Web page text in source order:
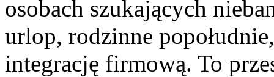
osobach szukających
urlop, rodzinne
integrację firmową. To